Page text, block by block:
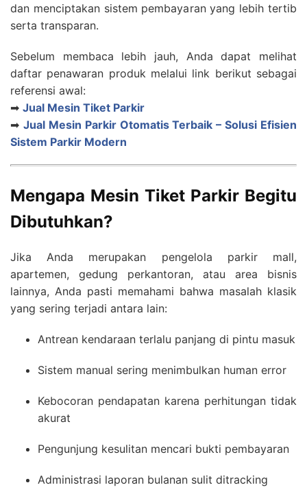
dan menciptakan sistem pembayaran yang lebih tertib
serta transparan.
Sebelum membaca lebih jauh, Anda dapat melihat
daftar penawaran produk melalui link berikut sebagai
referensi awal:
➡ Jual Mesin Tiket Parkir
➡ Jual Mesin Parkir Otomatis Terbaik – Solusi Efisien
Sistem Parkir Modern
Mengapa Mesin Tiket Parkir Begitu
Dibutuhkan?
Jika Anda merupakan pengelola parkir mall,
apartemen, gedung perkantoran, atau area bisnis
lainnya, Anda pasti memahami bahwa masalah klasik
yang sering terjadi antara lain:
Antrean kendaraan terlalu panjang di pintu masuk
Sistem manual sering menimbulkan human error
Kebocoran pendapatan karena perhitungan tidak
akurat
Pengunjung kesulitan mencari bukti pembayaran
Administrasi laporan bulanan sulit ditracking